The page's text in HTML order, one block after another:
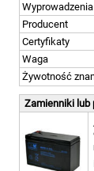
Wyprowadzenia
Producent
Certyfikaty
Waga
Żywotność
Zamienniki lub